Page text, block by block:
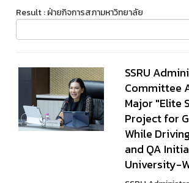
Result : ฝ่ายกิจการสภามหาวิทยาลัย
SSRU
Committee
Major "Elite
Project for
While
and QA
University-